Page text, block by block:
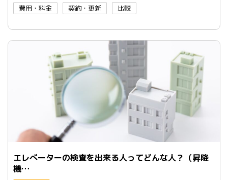
費用・料金 契約・更新 比較
エレべーターの検査を出来る人ってどんな人？（昇降
機…